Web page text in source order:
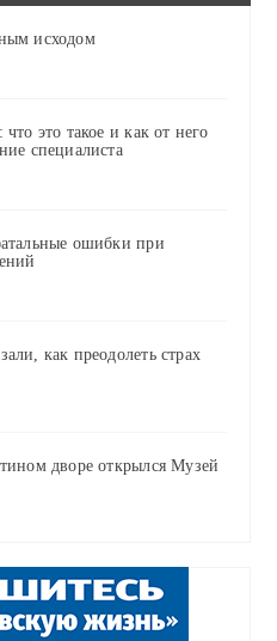
исходом
это такое и как от него
специалиста
ошибки при
как преодолеть страх
дворе открылся Музей